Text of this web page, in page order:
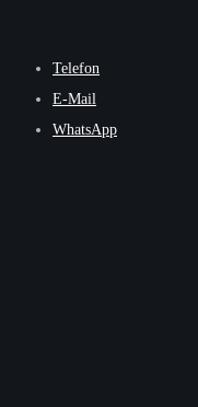
Telefon
E-Mail
WhatsApp